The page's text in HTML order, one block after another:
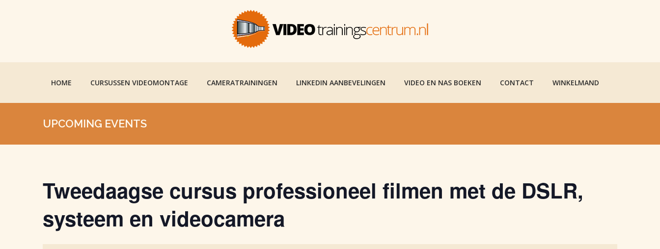
HOME CURSUSSEN VIDEOMONTAGE CAMERATRAININGEN LINKEDIN AANBEVELINGEN VIDEO EN NAS BOEKEN CONTACT WINKELMAND
UPCOMING EVENTS
Tweedaagse cursus professioneel filmen met de DSLR,
systeem en videocamera